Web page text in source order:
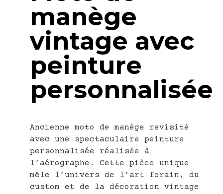
manège
vintage avec
peinture
personnalisée
Ancienne moto de manège revisité
avec une spectaculaire peinture
personnalisée réalisée à
l’aérographe. Cette pièce unique
mêle l’univers de l’art forain, du
custom et de la décoration vintage